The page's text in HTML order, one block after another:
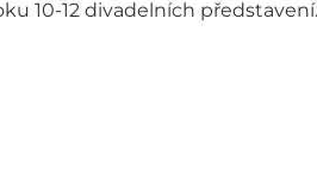
10-12 divadelních představení.